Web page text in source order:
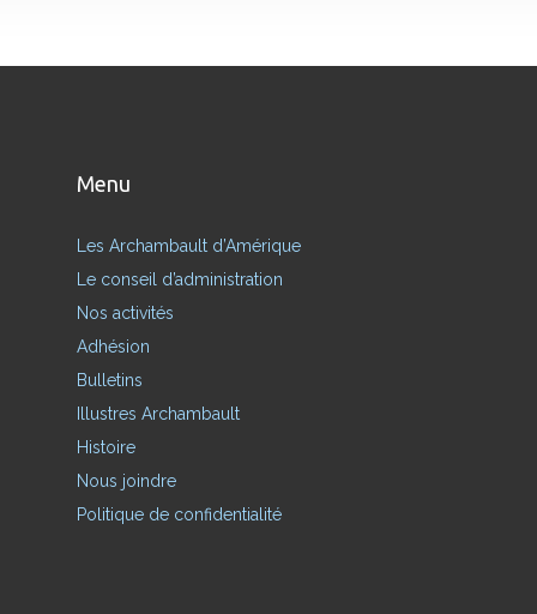
Menu
Les Archambault d’Amérique
Le conseil d’administration
Nos activités
Adhésion
Bulletins
Illustres Archambault
Histoire
Nous joindre
Politique de confidentialité